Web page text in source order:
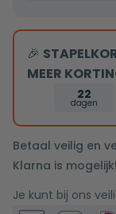
zitting
mat
🎉
MEER
22
dagen
Betaal veilig en
Klarna is mogelijk!
Je kunt bij ons